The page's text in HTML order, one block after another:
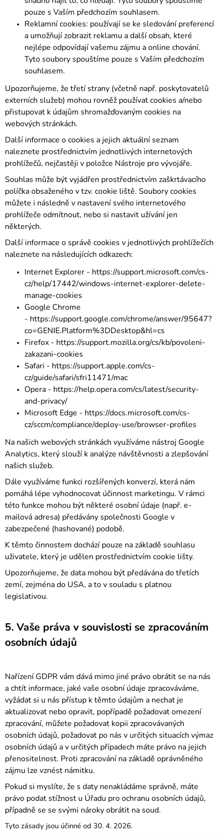
pouze s Vaším předchozím souhlasem.
Reklamní cookies: používají se ke sledování preferencí
a umožňují zobrazit reklamu a další obsah, které
nejlépe odpovídají vašemu zájmu a online chování.
Tyto soubory spouštíme pouze s Vaším předchozím
souhlasem.
Upozorňujeme, že třetí strany (včetně např. poskytovatelů
externích služeb) mohou rovněž používat cookies a/nebo
přistupovat k údajům shromažďovaným cookies na
webových stránkách.
Další informace o cookies a jejich aktuální seznam
naleznete prostřednictvím jednotlivých internetových
prohlížečů, nejčastěji v položce Nástroje pro vývojáře.
Souhlas může být vyjádřen prostřednictvím zaškrtávacího
políčka obsaženého v tzv. cookie liště. Soubory cookies
můžete i následně v nastavení svého internetového
prohlížeče odmítnout, nebo si nastavit užívání jen
některých.
Další informace o správě cookies v jednotlivých prohlížečích
naleznete na následujících odkazech:
Internet Explorer - https://support.microsoft.com/cs-
cz/help/17442/windows-internet-explorer-delete-
manage-cookies
Google Chrome
- https://support.google.com/chrome/answer/95647?
co=GENIE.Platform%3DDesktop&hl=cs
Firefox - https://support.mozilla.org/cs/kb/povoleni-
zakazani-cookies
Safari - https://support.apple.com/cs-
cz/guide/safari/sfri11471/mac
Opera - https://help.opera.com/cs/latest/security-
and-privacy/
Microsoft Edge - https://docs.microsoft.com/cs-
cz/sccm/compliance/deploy-use/browser-profiles
Na našich webových stránkách využíváme nástroj Google
Analytics, který slouží k analýze návštěvnosti a zlepšování
našich služeb.
Dále využíváme funkci rozšířených konverzí, která nám
pomáhá lépe vyhodnocovat účinnost marketingu. V rámci
této funkce mohou být některé osobní údaje (např. e-
mailová adresa) předávány společnosti Google v
zabezpečené (hashované) podobě.
K těmto činnostem dochází pouze na základě souhlasu
uživatele, který je udělen prostřednictvím cookie lišty.
Upozorňujeme, že data mohou být předávána do třetích
zemí, zejména do USA, a to v souladu s platnou
legislativou.
5. Vaše práva v souvislosti se zpracováním
osobních údajů
Nařízení GDPR vám dává mimo jiné právo obrátit se na nás
a chtít informace, jaké vaše osobní údaje zpracováváme,
vyžádat si u nás přístup k těmto údajům a nechat je
aktualizovat nebo opravit, popřípadě požadovat omezení
zpracování, můžete požadovat kopii zpracovávaných
osobních údajů, požadovat po nás v určitých situacích výmaz
osobních údajů a v určitých případech máte právo na jejich
přenositelnost. Proti zpracování na základě oprávněného
zájmu lze vznést námitku.
Pokud si myslíte, že s daty nenakládáme správně, máte
právo podat stížnost u Úřadu pro ochranu osobních údajů,
případně se se svými nároky obrátit na soud.
Tyto zásady jsou účinné od 30. 4. 2026.